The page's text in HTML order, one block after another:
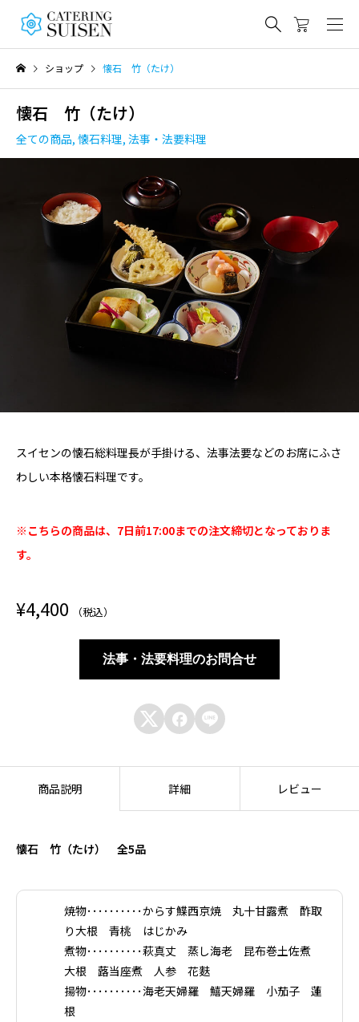
ショップ 懐石 竹（たけ）
懐石 竹（たけ）
全ての商品, 懐石料理, 法事・法要料理
スイセンの懐石総料理長が手掛ける、法事法要などのお席にふさ
わしい本格懐石料理です。
※こちらの商品は、7日前17:00までの注文締切となっておりま
す。
¥4,400 （税込）
法事・法要料理のお問合せ
  
商品説明 詳細 レビュー
懐石 竹（たけ） 全5品
焼物･･････････からす鰈西京焼 丸十甘露煮 酢取
り大根 青桃 はじかみ
煮物･･････････萩真丈 蒸し海老 昆布巻土佐煮
大根 蕗当座煮 人参 花麩
揚物･･････････海老天婦羅 鱚天婦羅 小茄子 蓮
根